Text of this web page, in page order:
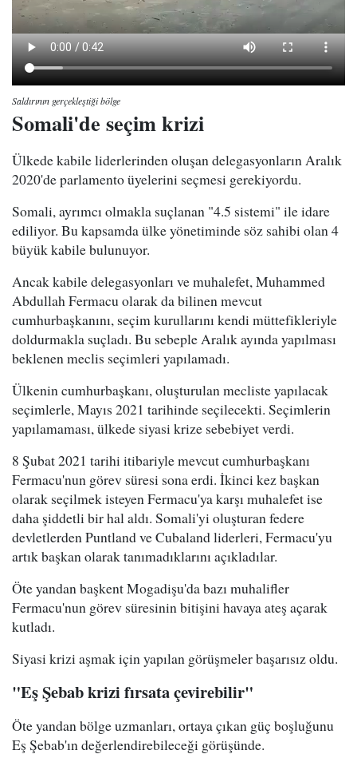
Saldırının gerçekleştiği bölge
Somali'de seçim krizi
Ülkede kabile liderlerinden oluşan delegasyonların Aralık
2020'de parlamento üyelerini seçmesi gerekiyordu.
Somali, ayrımcı olmakla suçlanan "4.5 sistemi" ile idare
ediliyor. Bu kapsamda ülke yönetiminde söz sahibi olan 4
büyük kabile bulunuyor.
Ancak kabile delegasyonları ve muhalefet, Muhammed
Abdullah Fermacu olarak da bilinen mevcut
cumhurbaşkanını, seçim kurullarını kendi müttefikleriyle
doldurmakla suçladı. Bu sebeple Aralık ayında yapılması
beklenen meclis seçimleri yapılamadı.
Ülkenin cumhurbaşkanı, oluşturulan mecliste yapılacak
seçimlerle, Mayıs 2021 tarihinde seçilecekti. Seçimlerin
yapılamaması, ülkede siyasi krize sebebiyet verdi.
8 Şubat 2021 tarihi itibariyle mevcut cumhurbaşkanı
Fermacu'nun görev süresi sona erdi. İkinci kez başkan
olarak seçilmek isteyen Fermacu'ya karşı muhalefet ise
daha şiddetli bir hal aldı. Somali'yi oluşturan federe
devletlerden Puntland ve Cubaland liderleri, Fermacu'yu
artık başkan olarak tanımadıklarını açıkladılar.
Öte yandan başkent Mogadişu'da bazı muhalifler
Fermacu'nun görev süresinin bitişini havaya ateş açarak
kutladı.
Siyasi krizi aşmak için yapılan görüşmeler başarısız oldu.
"Eş Şebab krizi fırsata çevirebilir"
Öte yandan bölge uzmanları, ortaya çıkan güç boşluğunu
Eş Şebab'ın değerlendirebileceği görüşünde.